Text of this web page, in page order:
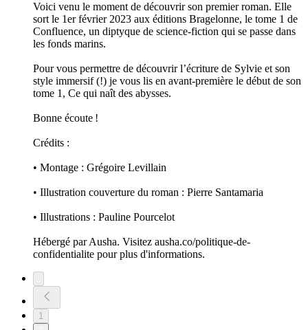
Voici venu le moment de découvrir son premier roman. Elle
sort le 1er février 2023 aux éditions Bragelonne, le tome 1 de
Confluence, un diptyque de science-fiction qui se passe dans
les fonds marins.
Pour vous permettre de découvrir l’écriture de Sylvie et son
style immersif (!) je vous lis en avant-première le début de son
tome 1, Ce qui naît des abysses.
Bonne écoute !
Crédits :
• Montage : Grégoire Levillain
• Illustration couverture du roman : Pierre Santamaria
• Illustrations : Pauline Pourcelot
Hébergé par Ausha. Visitez ausha.co/politique-de-
confidentialite pour plus d'informations.
1